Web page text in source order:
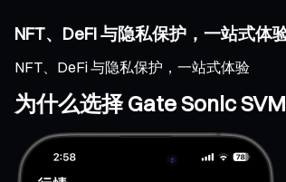
NFT、DeFi 与隐私保护，一站式体
NFT、DeFi 与隐私保护，一站式体验
为什么选择 Gate Sonic